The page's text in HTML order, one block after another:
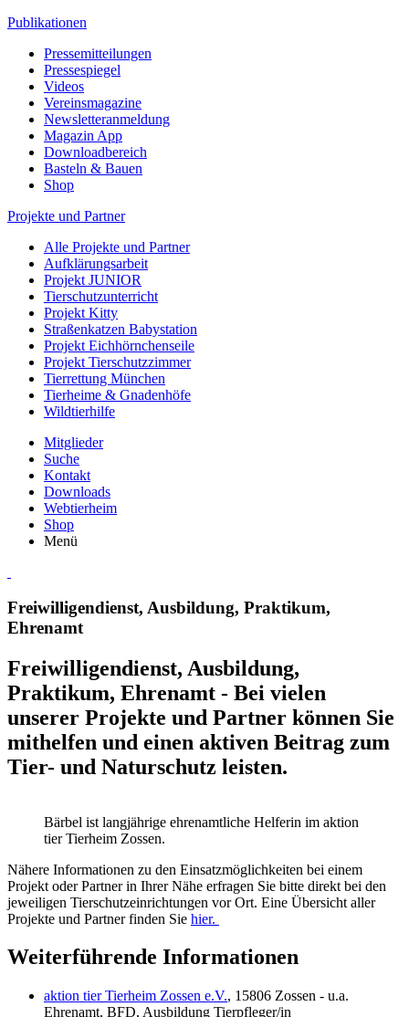
Publikationen
Pressemitteilungen
Pressespiegel
Videos
Vereinsmagazine
Newsletteranmeldung
Magazin App
Downloadbereich
Basteln & Bauen
Shop
Projekte und Partner
Alle Projekte und Partner
Aufklärungsarbeit
Projekt JUNIOR
Tierschutzunterricht
Projekt Kitty
Straßenkatzen Babystation
Projekt Eichhörnchenseile
Projekt Tierschutzzimmer
Tierrettung München
Tierheime & Gnadenhöfe
Wildtierhilfe
Mitglieder
Suche
Kontakt
Downloads
Webtierheim
Shop
Menü
Freiwilligendienst, Ausbildung, Praktikum,
Ehrenamt
Freiwilligendienst, Ausbildung,
Praktikum, Ehrenamt - Bei vielen
unserer Projekte und Partner können Sie
mithelfen und einen aktiven Beitrag zum
Tier- und Naturschutz leisten.
Bärbel ist langjährige ehrenamtliche Helferin im aktion
tier Tierheim Zossen.
Nähere Informationen zu den Einsatzmöglichkeiten bei einem
Projekt oder Partner in Ihrer Nähe erfragen Sie bitte direkt bei den
jeweiligen Tierschutzeinrichtungen vor Ort. Eine Übersicht aller
Projekte und Partner finden Sie hier.
Weiterführende Informationen
aktion tier Tierheim Zossen e.V., 15806 Zossen - u.a.
Ehrenamt, BFD, Ausbildung Tierpfleger/in